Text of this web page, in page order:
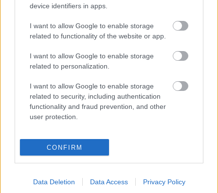
device identifiers in apps.
I want to allow Google to enable storage
related to functionality of the website or app.
I want to allow Google to enable storage
related to personalization.
I want to allow Google to enable storage
related to security, including authentication
functionality and fraud prevention, and other
user protection.
CONFIRM
Data Deletion Data Access Privacy Policy
Egy zombi mindent megváltoztat?
Szólj hozzá!
A hozzászóláshoz be kell lépned!